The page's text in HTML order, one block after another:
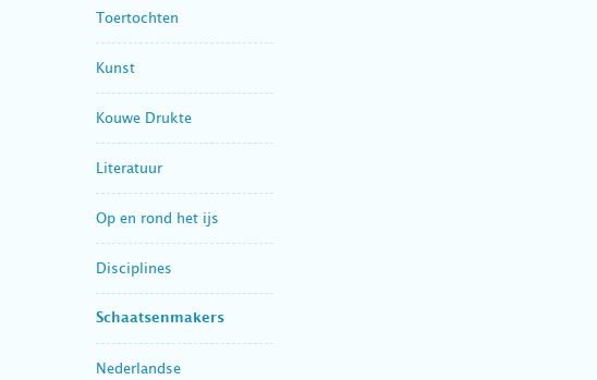
Toertochten
Kunst
Kouwe Drukte
Literatuur
Op en rond het ijs
Disciplines
Schaatsenmakers
Nederlandse